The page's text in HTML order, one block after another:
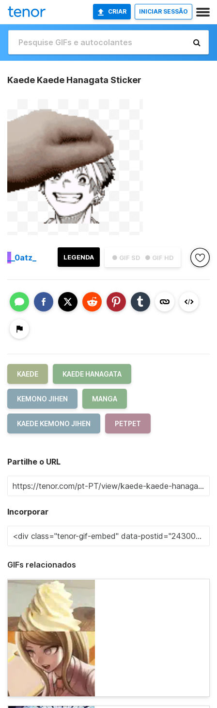
CRIAR INICIAR SESSÃO
Kaede Kaede Hanagata Sticker
● GIF SD ● GIF HD
LEGENDA
_ _0atz_
KAEDE KAEDE HANAGATA
KEMONO JIHEN MANGA
KAEDE KEMONO JIHEN PETPET
Partilhe o URL
Incorporar
GIFs relacionados